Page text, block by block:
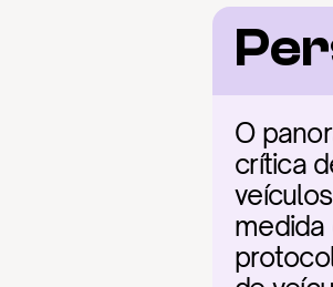
O
crítica
medida